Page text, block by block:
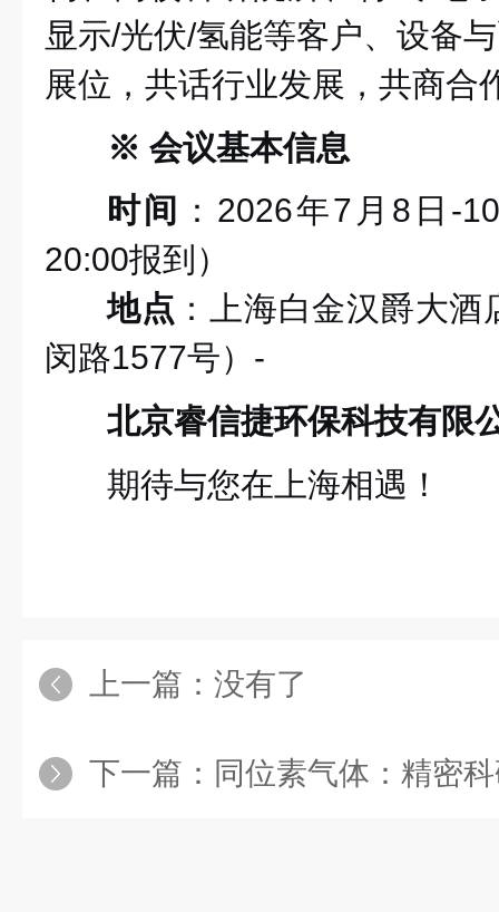
显示/光伏/氢能等客户、设备
展位，共话行业发展，共商合
※ 会议基本信息
时间
：2026年7月8日-
20:00报到）
地点 ：上海白金汉爵大
闵路1577号）-
北京睿信捷环保科技有限
期待与您在上海相遇！
上一篇：没有了
下一篇： 同位素气体：精密科研与高档